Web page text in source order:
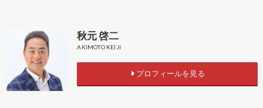
秋元 啓二
AKIMOTO KEIJI
プロフィールを見る